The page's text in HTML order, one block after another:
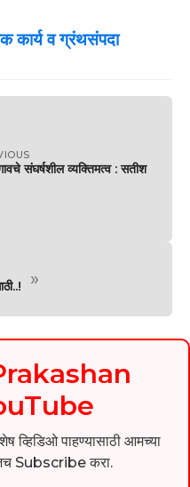
कार्य व ग्रंथसंपदा
संघर्षशील व्यक्तिमत्व : सतीश
»
व्हिडिओ पाहण्यासाठी आमच्या
Subscribe करा.